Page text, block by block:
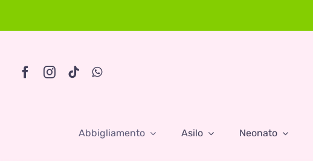
Abbigliamento Asilo Neonato